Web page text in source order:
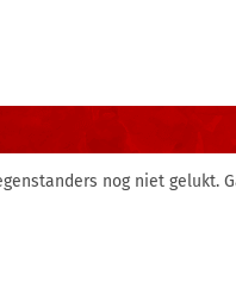
nog niet gelukt.